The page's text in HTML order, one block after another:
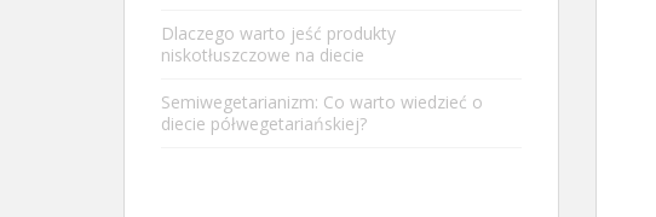
Dlaczego warto jeść produkty
niskotłuszczowe na diecie
Semiwegetarianizm: Co warto wiedzieć o
diecie półwegetariańskiej?